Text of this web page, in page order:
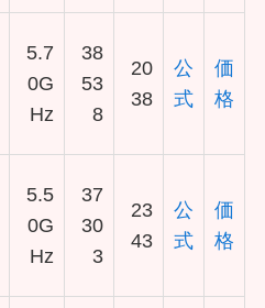
5.7
0G
Hz
38
53
8
20
38
公
式
価
格
5.5
0G
Hz
37
30
3
23
43
公
式
価
格